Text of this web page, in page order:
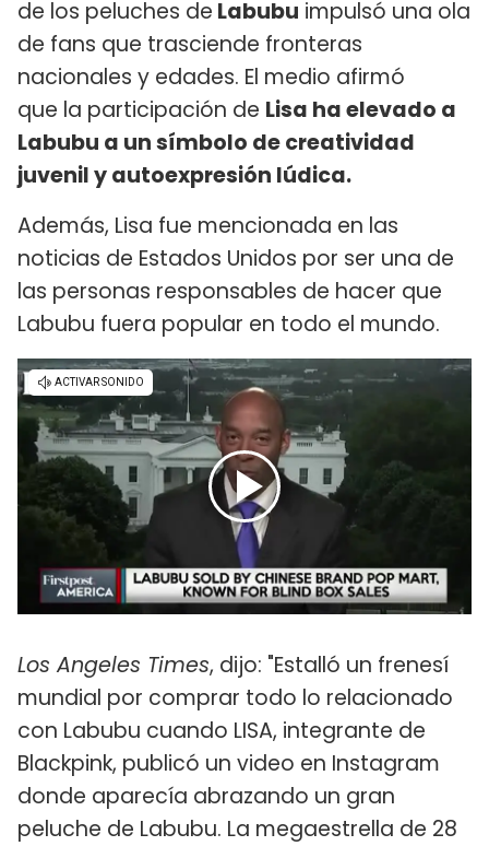
de los peluches de Labubu impulsó una ola
de fans que trasciende fronteras
nacionales y edades. El medio afirmó
que la participación de Lisa ha elevado a
Labubu a un símbolo de creatividad
juvenil y autoexpresión lúdica.
Además, Lisa fue mencionada en las
noticias de Estados Unidos por ser una de
las personas responsables de hacer que
Labubu fuera popular en todo el mundo.
Los Angeles Times, dijo: "Estalló un frenesí
mundial por comprar todo lo relacionado
con Labubu cuando LISA, integrante de
Blackpink, publicó un video en Instagram
donde aparecía abrazando un gran
peluche de Labubu. La megaestrella de 28